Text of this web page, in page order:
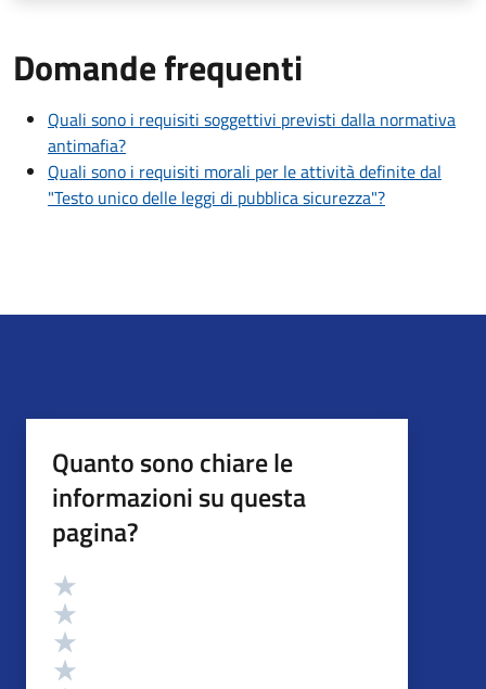
Domande frequenti
Quali sono i requisiti soggettivi previsti dalla normativa
antimafia?
Quali sono i requisiti morali per le attività definite dal
"Testo unico delle leggi di pubblica sicurezza"?
Quanto sono chiare le
informazioni su questa
pagina?
Valutazione